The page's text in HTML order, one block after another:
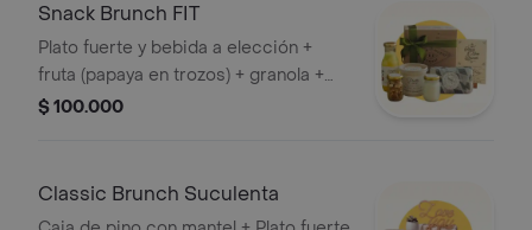
Snack Brunch FIT
Plato fuerte y bebida a elección +
fruta (papaya en trozos) + granola +
yogurt griego + tarjeta
$ 100.000
Classic Brunch Suculenta